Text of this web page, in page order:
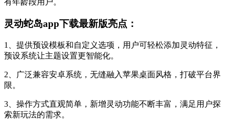
有年龄段用户。
灵动蛇岛app下载最新版亮点：
1、提供预设模板和自定义选项，用户可轻松添加灵动特征，
预设系统让主题设置更智能化。
2、广泛兼容安卓系统，无缝融入苹果桌面风格，打破平台界
限。
3、操作方式直观简单，新增灵动功能不断丰富，满足用户探
索新玩法的需求。